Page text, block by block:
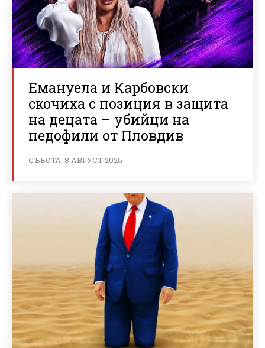
Емануела и Карбовски
скочиха с позиция в защита
на децата – убийци на
педофили от Пловдив
СЪБОТА, 8 АВГУСТ 2026